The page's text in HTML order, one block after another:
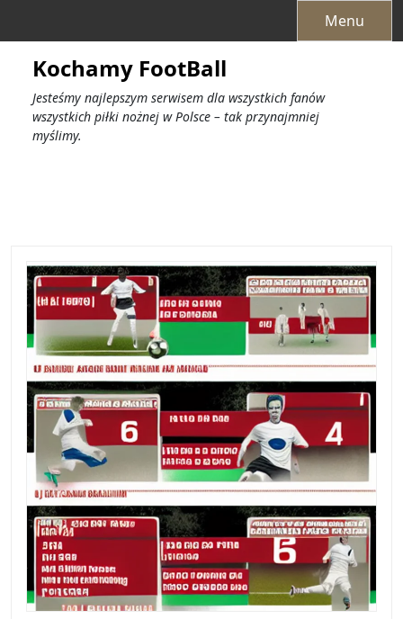
Menu
Kochamy FootBall
Jesteśmy najlepszym serwisem dla wszystkich fanów
wszystkich piłki nożnej w Polsce – tak przynajmniej
myślimy.